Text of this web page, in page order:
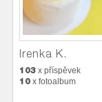
Irenka K.
103 x příspěvek
10 x fotoalbum